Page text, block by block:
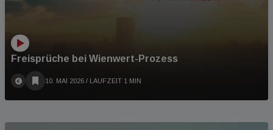
Freisprüche bei Wienwert-Prozess
10. MAI 2026 / LAUFZEIT 1 MIN